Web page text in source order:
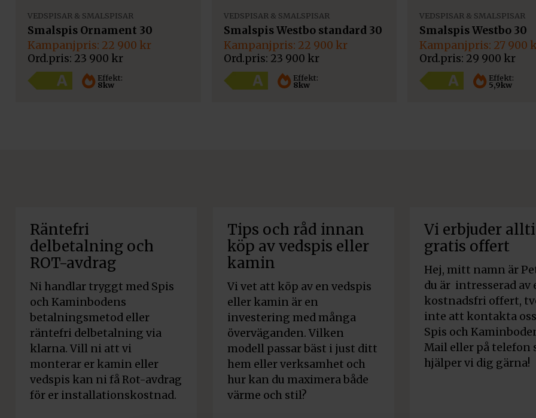
Effekt:
8kw
VEDSPISAR & SMALSPISAR
Smalspis Ornament 30
23 900 kr
Det
ursprungliga
priset
var:
23
22 900 kr
Det
nuvarande
priset
är:
22
Effekt:
8kw
VEDSPISAR & SMALSPISAR
Smalspis Westbo standard 30
23 900 kr
Det
ursprungliga
priset
var:
23
22 900 kr
Det
nuvarande
priset
är:
22
Effekt:
5,9kw
VEDSPISAR & SMALSPISAR
Smalspis Westbo 30
29 900 kr
Det
ursprungliga
priset
var:
29
27 900
Det
nuvarande
priset
är:
27
Räntefri
delbetalning och
ROT-avdrag
Ni handlar tryggt med Spis
och Kaminbodens
betalningsmetod eller
räntefri delbetalning via
klarna. Vill ni att vi
monterar er kamin eller
vedspis kan ni få Rot-avdrag
för er installationskostnad.
Tips och råd innan
köp av vedspis eller
kamin
Vi vet att köp av en vedspis
eller kamin är en
investering med många
överväganden. Vilken
modell passar bäst i just ditt
hem eller verksamhet och
hur kan du maximera både
värme och stil?
Vi erbjuder
gratis offert
Hej, mitt namn är
du är intresserad av
kostnadsfri offert,
inte att kontakta
Spis och
Mail eller på telefon
hjälper vi dig gärna!